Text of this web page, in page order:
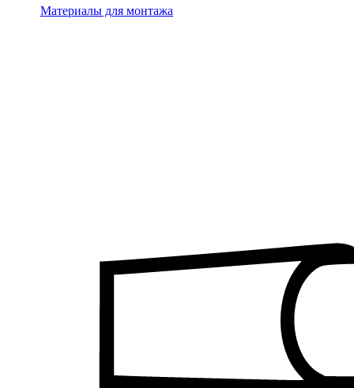
Материалы для монтажа